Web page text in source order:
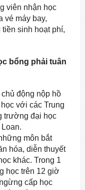
viên nhận học
vé máy bay,
sinh hoạt phí,
bổng phải tuân
động nộp hồ
với các Trung
trường đại học
môn bắt
hóa, diễn thuyết
khác. Trong 1
học trên 12 giờ
cấp học